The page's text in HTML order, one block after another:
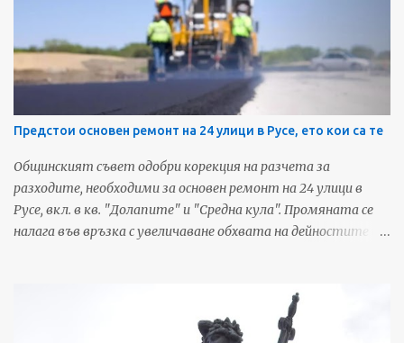
мултифункционалната зала беше Булстрад Арена.
Източник: Дунав Мост За още любопитни новини и
предстоящи събития от Русе, харесайте нашата Фейсбук
страница - Русенските Новини
Предстои основен ремонт на 24 улици в Русе, ето кои са те
Общинският съвет одобри корекция на разчета за
разходите, необходими за основен ремонт на 24 улици в
Русе, вкл. в кв. "Долапите" и "Средна кула". Промяната се
налага във връзка с увеличаване обхвата на дейностите и
мрежа, включващи експерти на Община Русе и ВиК - Русе.
Установено е, че голяма част от настилките са
възстановени от изпълнителите на строително-